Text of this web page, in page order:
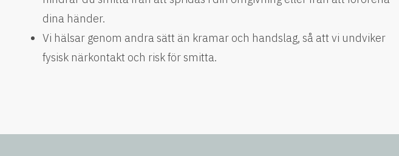
dina händer.
Vi hälsar genom andra sätt än kramar och handslag, så att vi undviker
fysisk närkontakt och risk för smitta.